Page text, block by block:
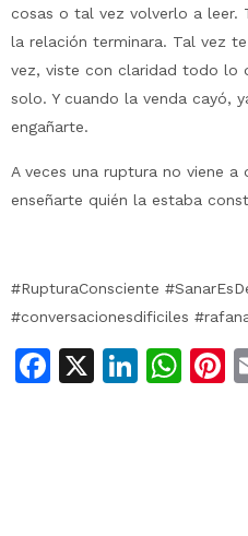
cosas o tal vez volverlo a
la relación terminara. Tal vez
vez, viste con claridad todo lo
solo. Y cuando la venda cayó,
engañarte.
A veces una ruptura no viene a
enseñarte quién la estaba
#RupturaConsciente
#conversacionesdificiles
Facebook
X